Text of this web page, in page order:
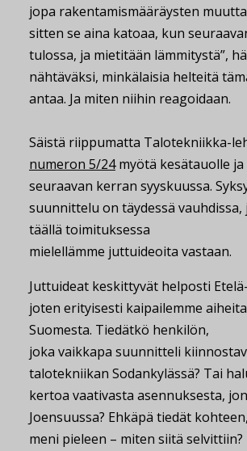
jopa rakentamismääräysten
sitten se aina katoaa, kun
tulossa, ja mietitään lämmitystä”,
nähtäväksi, minkälaisia helteitä
antaa. Ja miten niihin reagoidaan.
Säistä riippumatta Talotekniikka-
numeron 5/24myötä kesätauolle ja
seuraavan kerran syyskuussa.
suunnittelu on täydessä vauhdissa,
täällä toimituksessa
mielellämme juttuideoita vastaan.
Juttuideat keskittyvät helposti
joten erityisesti kaipailemme
Suomesta. Tiedätkö henkilön,
joka vaikkapa suunnitteli
talotekniikan Sodankylässä? Tai
kertoa vaativasta asennuksesta,
Joensuussa? Ehkäpä tiedät
meni pieleen – miten siitä